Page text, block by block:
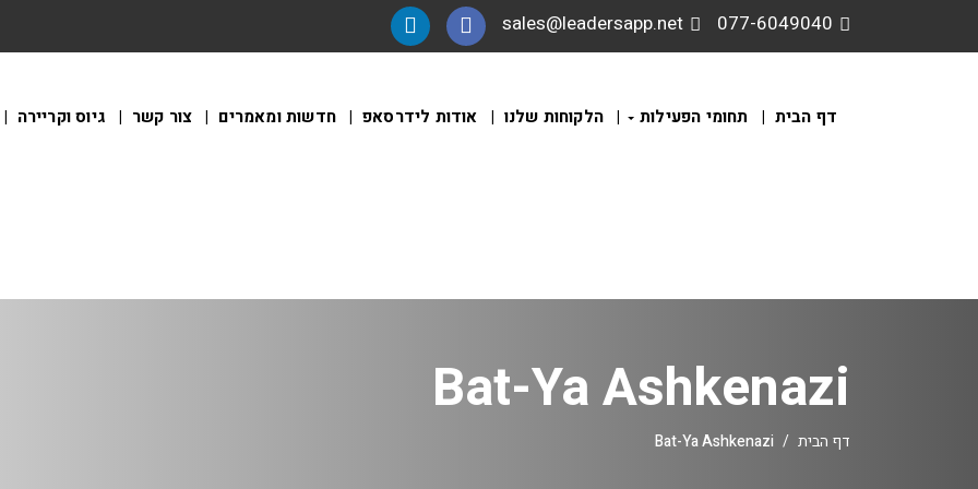
077-6049040
sales@leadersapp.net
דף הבית תחומי הפעילות הלקוחות שלנו אודות לידרסאפ חדשות ומאמרים צור קשר גיוס וקריירה
Bat-Ya Ashkenazi
דף הבית Bat-Ya Ashkenazi